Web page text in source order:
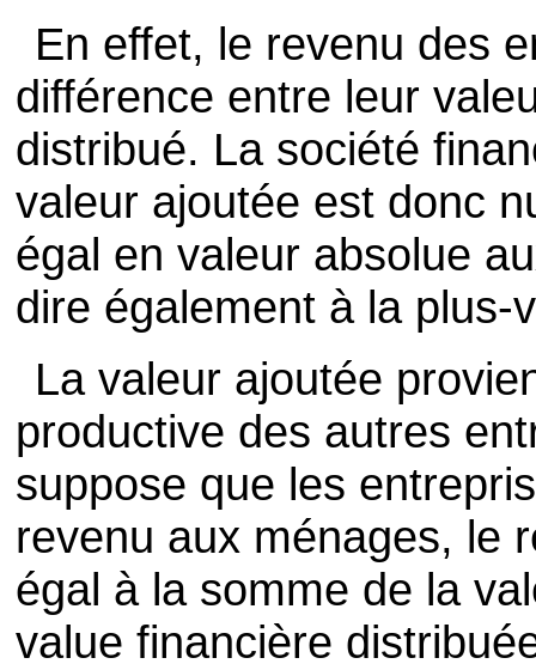
En effet, le revenu des
différence entre leur
distribué. La société
valeur ajoutée est donc
égal en valeur absolue
dire également à la plus-
La valeur ajoutée
productive des autres
suppose que les
revenu aux ménages, le
égal à la somme de la
value financière